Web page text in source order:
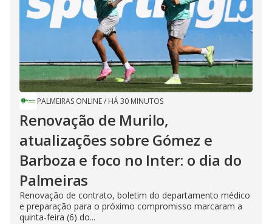
PALMEIRAS ONLINE/ HÁ 30 MINUTOS
Renovação de Murilo,
atualizações sobre Gómez e
Barboza e foco no Inter: o dia do
Palmeiras
Renovação de contrato, boletim do departamento médico
e preparação para o próximo compromisso marcaram a
quinta-feira (6) do...